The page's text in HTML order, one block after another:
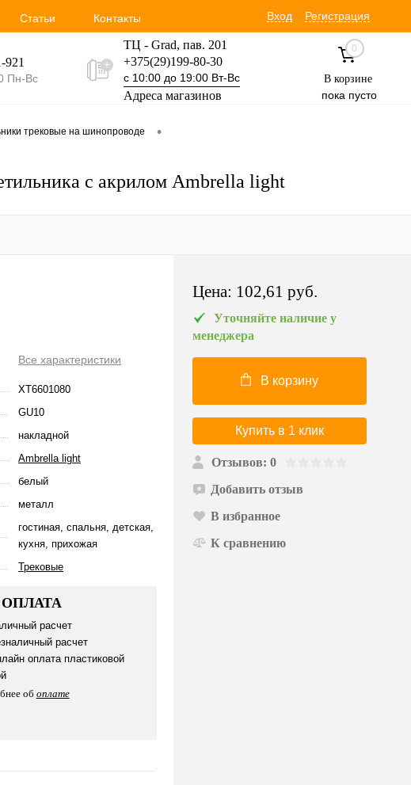
Статьи Контакты Вход Регистрация
921
Пн-Вс
ТЦ - Grad, пав. 201
+375(29)199-80-30
с 10:00 до 19:00 Вт-Вс
Адреса магазинов
+375(29)354-30-60
0
В корзине
пока пусто
трековые на шинопроводе •
с акрилом Ambrella light
Все характеристики
XT6601080
GU10
накладной
Ambrella light
белый
металл
гостиная, спальня, детская,
кухня, прихожая
Трековые
ОПЛАТА
расчет
расчет
оплата пластиковой
об оплате
Цена: 102,61 pуб.
Уточняйте наличие у
менеджера
В корзину
Купить в 1 клик
Отзывов: 0
Добавить отзыв
В избранное
К сравнению